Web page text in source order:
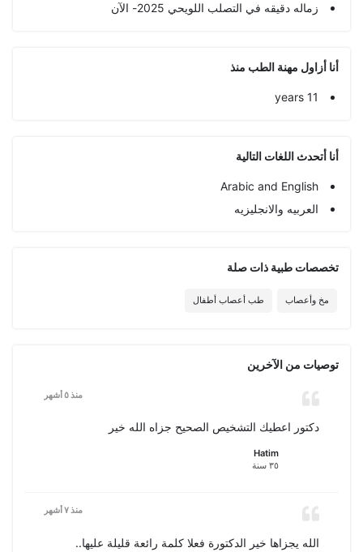
زماله دقيقه في التصلب اللويحي 2025- الآن
أنا أزاول مهنة الطب منذ
11 years
أنا أتحدث اللغات التالية
Arabic and English
العربيه والانجليزيه
تخصصات طبیة ذات صلة
مخ وأعصاب طب أعصاب أطفال
توصيات من الآخرين
منذ ٥ أشهر
دكتور اعطيك التشخيص الصحيح جزاه الله خير
Hatim
٣٥ سنة
منذ ٧ أشهر
الله يجزاها خير الدكتورة فعلا كلمة رائعة قليلة عليها..